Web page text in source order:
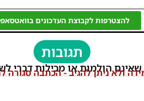
להצטרפות לקבוצת העדכונים בוואטסאפ
תגובות
הולמות או מכילות דברי
ולא ניתן להגיב - הכתבה סגורה